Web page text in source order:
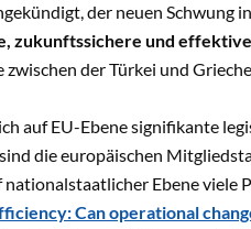
der neuen Schwung
zukunftssichere und
zwischen der Türkei und
auf EU-Ebene signifikante
die europäischen
Ebene viele
Can operational